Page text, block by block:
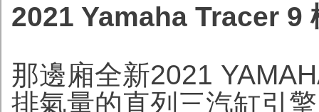
2021 Yamaha Tracer 9
那邊廂全新2021
排氣量的直列三汽缸引